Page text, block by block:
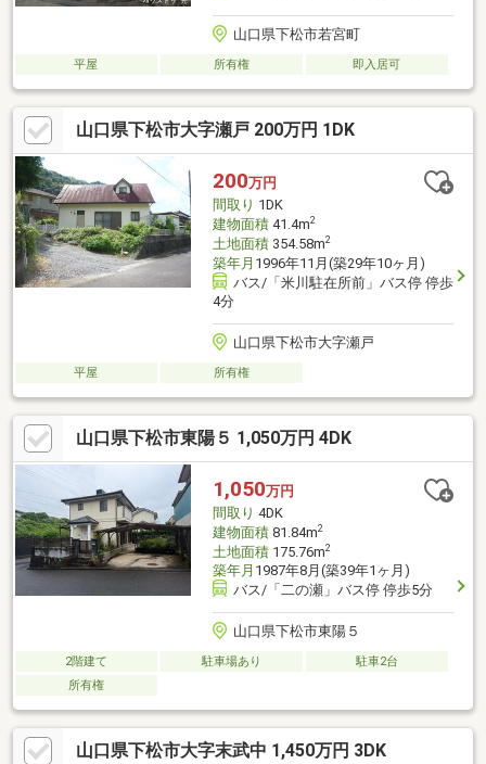
山口県下松市若宮町
平屋 所有権 即入居可
山口県下松市大字瀬戸 200万円 1DK
200万円
間取り 1DK
建物面積41.4m2
土地面積354.58m2
築年月 1996年11月(築29年10ヶ月)
バス/「米川駐在所前」バス停 停歩
4分
山口県下松市大字瀬戸
平屋 所有権
山口県下松市東陽５ 1,050万円 4DK
1,050万円
間取り 4DK
建物面積81.84m2
土地面積175.76m2
築年月 1987年8月(築39年1ヶ月)
バス/「二の瀬」バス停 停歩5分
山口県下松市東陽５
2階建て 駐車場あり
駐車2台
所有権
山口県下松市大字末武中 1,450万円 3DK